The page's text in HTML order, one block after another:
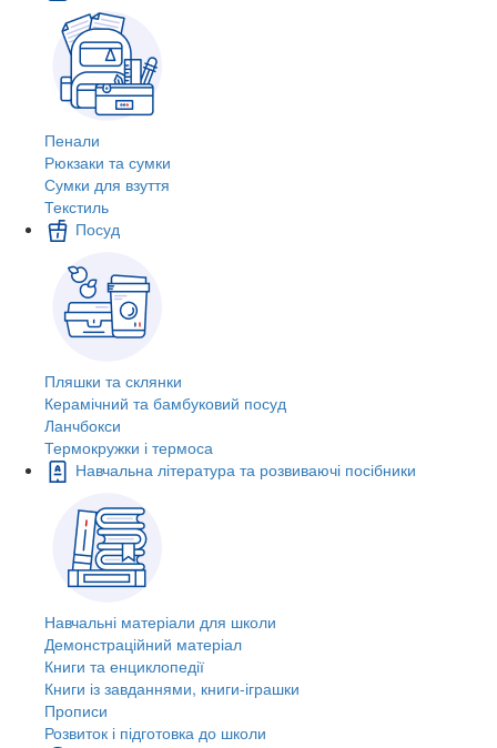
Пенали
Рюкзаки та сумки
Сумки для взуття
Текстиль
Посуд
Пляшки та склянки
Керамічний та бамбуковий посуд
Ланчбокси
Термокружки і термоса
Навчальна література та розвиваючі посібники
Навчальні матеріали для школи
Демонстраційний матеріал
Книги та енциклопедії
Книги із завданнями, книги-іграшки
Прописи
Розвиток і підготовка до школи